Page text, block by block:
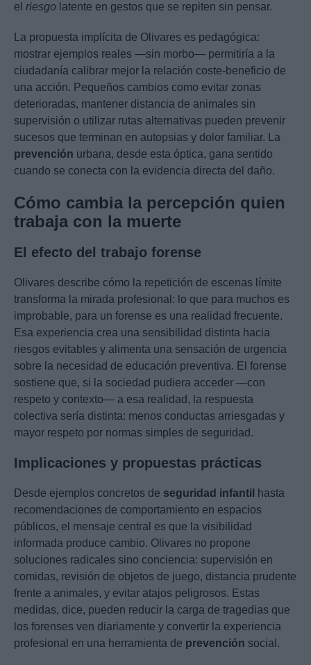
el riesgo latente en gestos que se repiten sin pensar.
La propuesta implícita de Olivares es pedagógica:
mostrar ejemplos reales —sin morbo— permitiría a la
ciudadanía calibrar mejor la relación coste-beneficio de
una acción. Pequeños cambios como evitar zonas
deterioradas, mantener distancia de animales sin
supervisión o utilizar rutas alternativas pueden prevenir
sucesos que terminan en autopsias y dolor familiar. La
prevención urbana, desde esta óptica, gana sentido
cuando se conecta con la evidencia directa del daño.
Cómo cambia la percepción quien
trabaja con la muerte
El efecto del trabajo forense
Olivares describe cómo la repetición de escenas límite
transforma la mirada profesional: lo que para muchos es
improbable, para un forense es una realidad frecuente.
Esa experiencia crea una sensibilidad distinta hacia
riesgos evitables y alimenta una sensación de urgencia
sobre la necesidad de educación preventiva. El forense
sostiene que, si la sociedad pudiera acceder —con
respeto y contexto— a esa realidad, la respuesta
colectiva sería distinta: menos conductas arriesgadas y
mayor respeto por normas simples de seguridad.
Implicaciones y propuestas prácticas
Desde ejemplos concretos de seguridad infantil
hasta
recomendaciones de comportamiento en espacios
públicos, el mensaje central es que la visibilidad
informada produce cambio. Olivares no propone
soluciones radicales sino conciencia: supervisión en
comidas, revisión de objetos de juego, distancia prudente
frente a animales, y evitar atajos peligrosos. Estas
medidas, dice, pueden reducir la carga de tragedias que
los forenses ven diariamente y convertir la experiencia
profesional en una herramienta de prevención social.